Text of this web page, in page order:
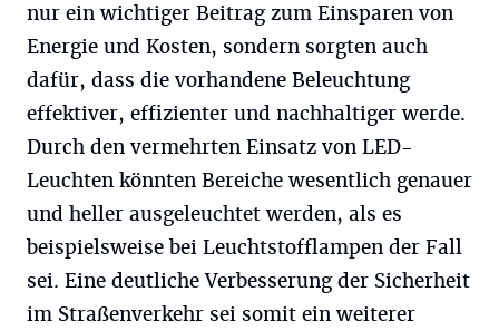
nur ein wichtiger Beitrag zum Einsparen von
Energie und Kosten, sondern sorgten auch
dafür, dass die vorhandene Beleuchtung
effektiver, effizienter und nachhaltiger werde.
Durch den vermehrten Einsatz von LED-
Leuchten könnten Bereiche wesentlich genauer
und heller ausgeleuchtet werden, als es
beispielsweise bei Leuchtstofflampen der Fall
sei. Eine deutliche Verbesserung der Sicherheit
im Straßenverkehr sei somit ein weiterer